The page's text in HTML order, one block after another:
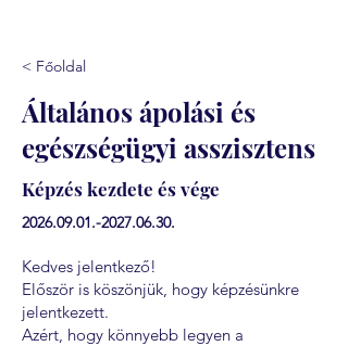
< Főoldal
Általános ápolási és
egészségügyi asszisztens
Képzés kezdete és vége
2026.09.01.-2027.06.30.
Kedves jelentkező!
Először is köszönjük, hogy képzésünkre
jelentkezett.
Azért, hogy könnyebb legyen a